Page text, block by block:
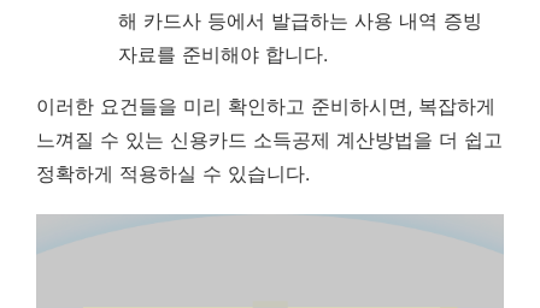
해 카드사 등에서 발급하는 사용 내역 증빙
자료를 준비해야 합니다.
이러한 요건들을 미리 확인하고 준비하시면, 복잡하게
느껴질 수 있는 신용카드 소득공제 계산방법을 더 쉽고
정확하게 적용하실 수 있습니다.